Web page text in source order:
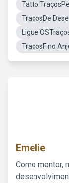
Tatto
TraçosDe
Ligue
TraçosFino
Emelie
Como mentor,